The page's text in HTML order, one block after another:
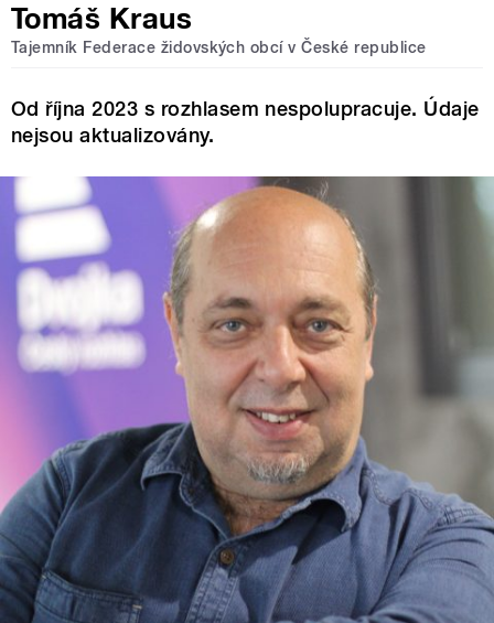
Tomáš Kraus
Tajemník Federace židovských obcí v České republice
Od října 2023 s rozhlasem nespolupracuje. Údaje
nejsou aktualizovány.